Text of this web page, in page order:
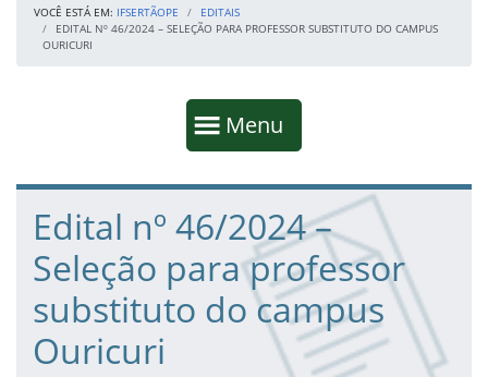
VOCÊ ESTÁ EM: IFSERTÃOPE
EDITAIS
EDITAL Nº 46/2024 – SELEÇÃO PARA PROFESSOR SUBSTITUTO DO CAMPUS
OURICURI
Mostrar
Menu
Fim da navegação
Início do conteúdo
Edital nº 46/2024 –
Seleção para professor
substituto do campus
Ouricuri